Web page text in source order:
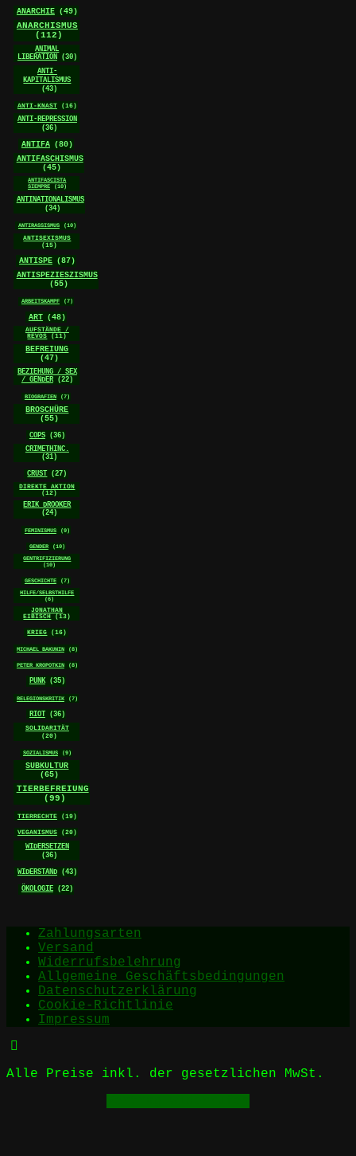
ANARCHIE (49)
ANARCHISMUS
(112)
ANIMAL
LIBERATION
(30)
ANTI-
KAPITALISMUS
(43)
ANTI-KNAST (16)
ANTI-REPRESSION
(36)
ANTIFA (80)
ANTIFASCHISMUS
(45)
ANTIFASCISTA
SIEMPRE
(10)
ANTINATIONALISMUS
(34)
ANTIRASSISMUS (10)
ANTISEXISMUS
(15)
ANTISPE (87)
ANTISPEZIESZISMUS
(55)
ARBEITSKAMPF (7)
ART (48)
AUFSTÄNDE /
REVOS
(11)
BEFREIUNG
(47)
BEZIEHUNG / SEX
/ GENDER
(22)
BIOGRAFIEN (7)
BROSCHÜRE
(55)
COPS (36)
CRIMETHINC.
(31)
CRUST (27)
DIREKTE AKTION
(12)
ERIK DROOKER
(24)
FEMINISMUS (9)
GENDER
(10)
GENTRIFIZIERUNG
(10)
GESCHICHTE
(7)
HILFE/SELBSTHILFE
(6)
JONATHAN
EIBISCH
(13)
KRIEG (16)
MICHAEL BAKUNIN (8)
PETER KROPOTKIN (8)
PUNK (35)
RELEGIONSKRITIK (7)
RIOT (36)
SOLIDARITÄT
(20)
SOZIALISMUS (9)
SUBKULTUR
(65)
TIERBEFREIUNG
(99)
TIERRECHTE (19)
VEGANISMUS (20)
WIDERSETZEN
(36)
WIDERSTAND (43)
ÖKOLOGIE (22)
Zahlungsarten
Versand
Widerrufsbelehrung
Allgemeine Geschäftsbedingungen
Datenschutzerklärung
Cookie-Richtlinie
Impressum
Alle Preise inkl. der gesetzlichen MwSt.